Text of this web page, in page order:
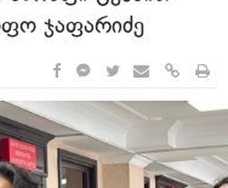
ჯაფარიძე